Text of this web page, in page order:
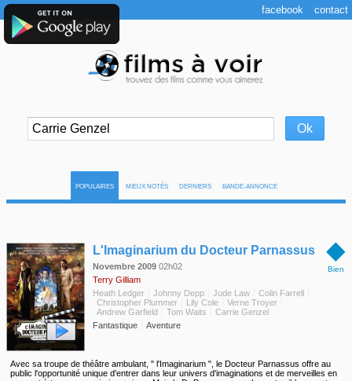
POPULAIRES MIEUX NOTÉS DERNIERS BANDE-ANNONCE
◆
Bien
L'Imaginarium du Docteur Parnassus
Novembre 2009 02h02
Terry Gilliam
Heath Ledger
Johnny Depp Jude Law
Colin Farrell
Christopher Plummer
Lily Cole
Verne Troyer
Andrew Garfield
Tom Waits
Carrie Genzel
Fantastique
Aventure
Avec sa troupe de théâtre ambulant, " l'Imaginarium ", le Docteur Parnassus offre au
public l'opportunité unique d'entrer dans leur univers d'imaginations et de merveilles en
facebook contact